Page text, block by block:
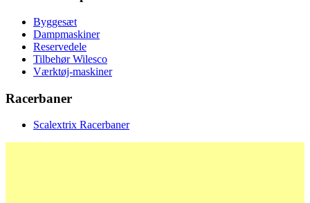
Byggesæt
Dampmaskiner
Reservedele
Tilbehør Wilesco
Værktøj-maskiner
Racerbaner
Scalextrix Racerbaner